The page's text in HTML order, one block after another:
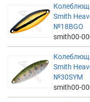
Smith
№18BGO
smith00-
Smith
№30SYM
smith00-